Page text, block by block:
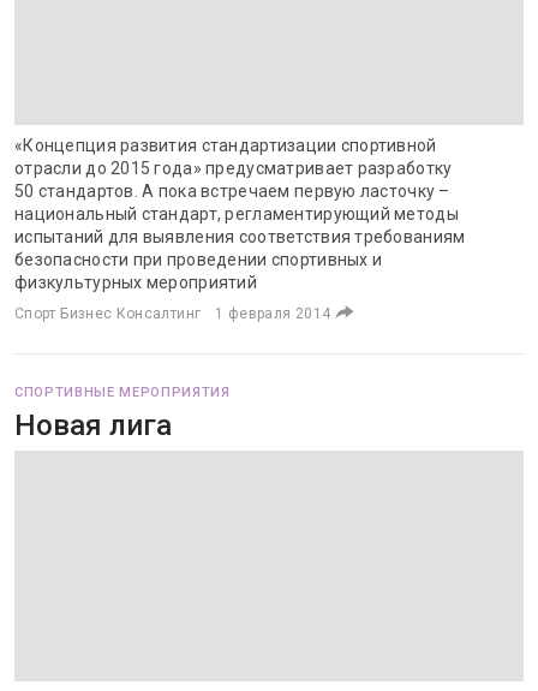
«Концепция развития стандартизации спортивной
отрасли до 2015 года» предусматривает разработку
50 стандартов. А пока встречаем первую ласточку –
национальный стандарт, регламентирующий методы
испытаний для выявления соответствия требованиям
безопасности при проведении спортивных и
физкультурных мероприятий
Спорт Бизнес Консалтинг 1 февраля 2014
СПОРТИВНЫЕ МЕРОПРИЯТИЯ
Новая лига